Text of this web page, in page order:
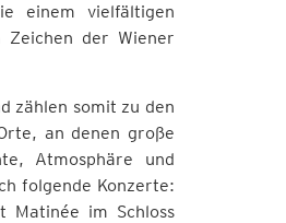
einem vielfältigen
Zeichen der Wiener
zählen somit zu den
an denen große
Atmosphäre und
folgende Konzerte:
Matinée im Schloss